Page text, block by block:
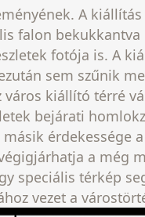
A
falon
fotója is. A
sem szűnik
város kiállító térré
bejárati
érdekessége
a még
speciális térkép
vezet a